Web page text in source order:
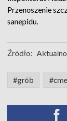
Przenoszenie
sanepidu.
Źródło:
#grób